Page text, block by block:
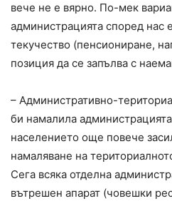
вече не е вярно. По-мек
администрацията според нас
текучество (пенсиониране,
позиция да се запълва с
– Административно-
би намалила
населението още повече
намаляване на
Сега всяка отделна
вътрешен апарат (човешки